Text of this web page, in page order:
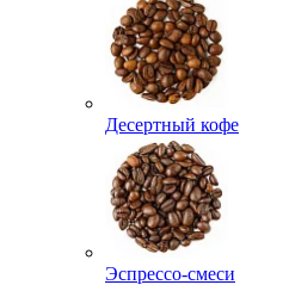
Десертный кофе
Эспрессо-смеси